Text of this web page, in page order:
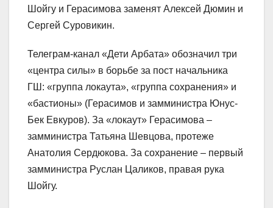
Шойгу и Герасимова заменят Алексей Дюмин и
Сергей Суровикин.
Телеграм-канал «Дети Арбата» обозначил три
«центра силы» в борьбе за пост начальника
ГШ: «группа локаута», «группа сохранения» и
«бастионы» (Герасимов и замминистра Юнус-
Бек Евкуров). За «локаут» Герасимова –
замминистра Татьяна Шевцова, протеже
Анатолия Сердюкова. За сохранение – первый
замминистра Руслан Цаликов, правая рука
Шойгу.